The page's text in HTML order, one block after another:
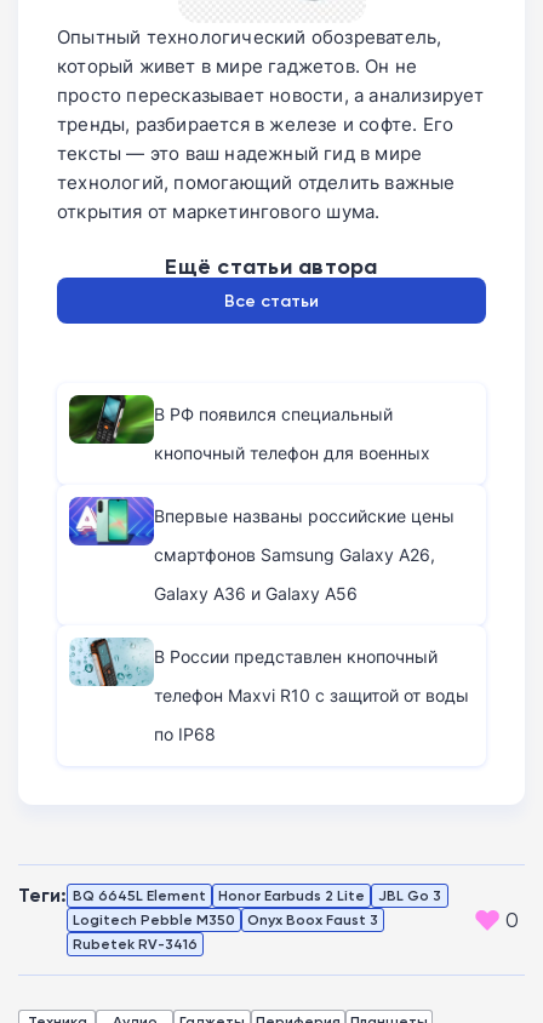
Опытный технологический обозреватель,
который живет в мире гаджетов. Он не
просто пересказывает новости, а анализирует
тренды, разбирается в железе и софте. Его
тексты — это ваш надежный гид в мире
технологий, помогающий отделить важные
открытия от маркетингового шума.
Ещё статьи автора
Все статьи
В РФ появился специальный
кнопочный телефон для военных
Впервые названы российские цены
смартфонов Samsung Galaxy A26,
Galaxy A36 и Galaxy A56
В России представлен кнопочный
телефон Maxvi R10 с защитой от воды
по IP68
Теги: BQ 6645L Element Honor Earbuds 2 Lite
JBL Go 3
Logitech Pebble M350
Onyx Boox Faust 3
Rubetek RV-3416
0